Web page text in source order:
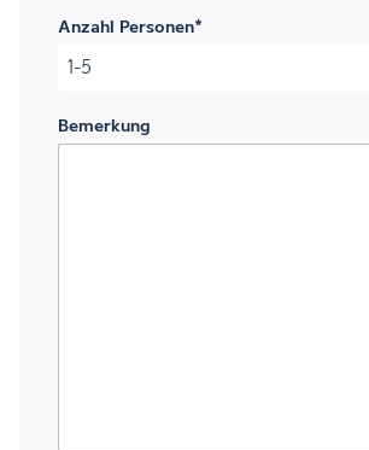
TT Schrägstrich MM Schrägstrich JJJJ
Anzahl Personen*
Bemerkung